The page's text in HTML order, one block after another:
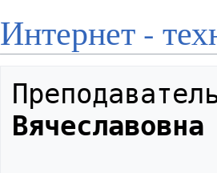
Интернет -
Вячеславовна